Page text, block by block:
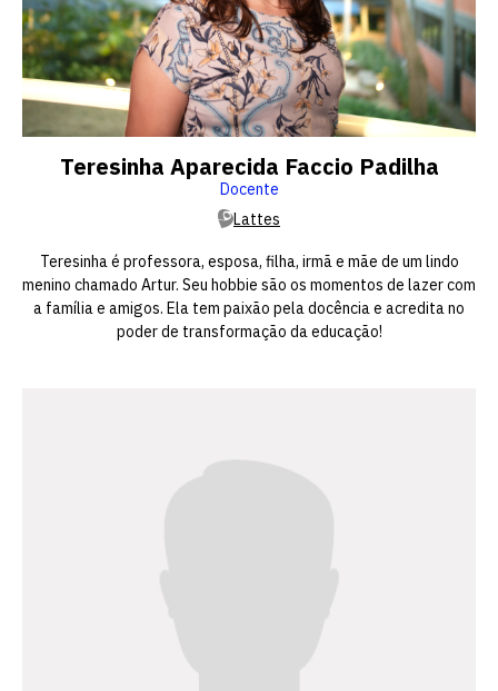
Teresinha Aparecida Faccio Padilha
Docente
Lattes
Teresinha é professora, esposa, filha, irmã e mãe de um lindo
menino chamado Artur. Seu hobbie são os momentos de lazer com
a família e amigos. Ela tem paixão pela docência e acredita no
poder de transformação da educação!